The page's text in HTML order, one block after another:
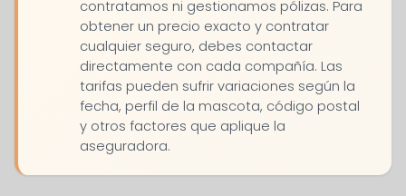
contratamos ni gestionamos pólizas. Para
obtener un precio exacto y contratar
cualquier seguro, debes contactar
directamente con cada compañía. Las
tarifas pueden sufrir variaciones según la
fecha, perfil de la mascota, código postal
y otros factores que aplique la
aseguradora.